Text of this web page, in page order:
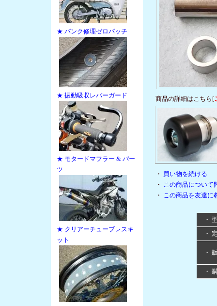
★ パンク修理ゼロパッチ
★ 振動吸収レバーガード
★ モタードマフラー & パー
ツ
★ クリアーチューブレスキ
ット
商品の詳細はこちら[
・ 買い物を続ける
・ この商品について
・ この商品を友達に
・
・
・
・